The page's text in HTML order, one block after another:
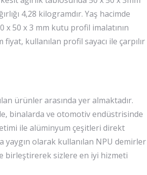
4,28 kilogramdır. Yaş hacimde
x 50 x 3 mm kutu profil imalatının
kullanılan profil sayacı ile çarpılır
ürünler arasında yer almaktadır.
binalarda ve otomotiv endüstrisinde
ile alüminyum çeşitleri direkt
yaygın olarak kullanılan NPU demirler
birleştirerek sizlere en iyi hizmeti